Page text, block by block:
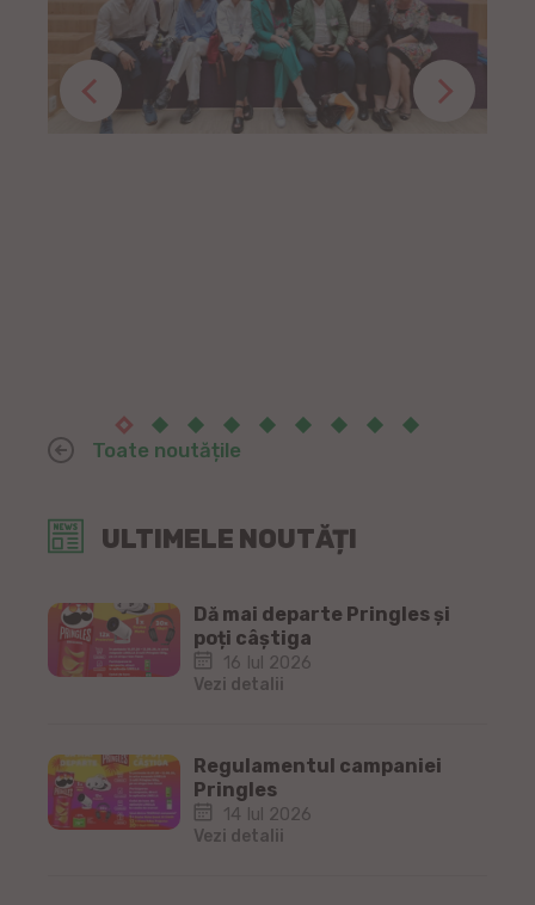
ULTIMELE NOUTĂȚI
Dă mai departe Pringles și
poți câștiga
16 Iul 2026
Vezi detalii
Regulamentul campaniei
Pringles
14 Iul 2026
Vezi detalii
Toate noutățile